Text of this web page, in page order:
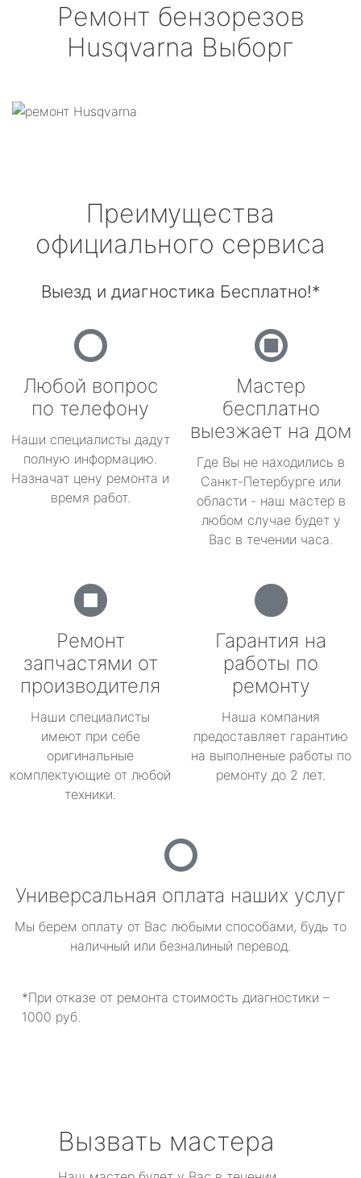
Ремонт бензорезов
Husqvarna Выборг
Преимущества
официального сервиса
Выезд и диагностика Бесплатно!*
Любой вопрос
по телефону
Наши специалисты дадут
полную информацию.
Назначат цену ремонта и
время работ.
Мастер
бесплатно
выезжает на дом
Где Вы не находились в
Санкт-Петербурге или
области - наш мастер в
любом случае будет у
Вас в течении часа.
Ремонт
запчастями от
производителя
Наши специалисты
имеют при себе
оригинальные
комплектующие от любой
техники.
Гарантия на
работы по
ремонту
Наша компания
предоставляет гарантию
на выполненые работы по
ремонту до 2 лет.
Универсальная оплата наших услуг
Мы берем оплату от Вас любыми способами, будь то
наличный или безналиный перевод.
*При отказе от ремонта стоимость диагностики –
1000 руб.
Вызвать мастера